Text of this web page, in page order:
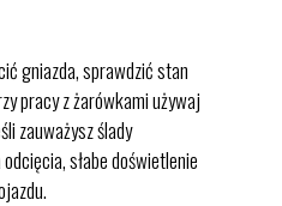
gniazda, sprawdzić stan
pracy z żarówkami używaj
zauważysz ślady
słabe doświetlenie